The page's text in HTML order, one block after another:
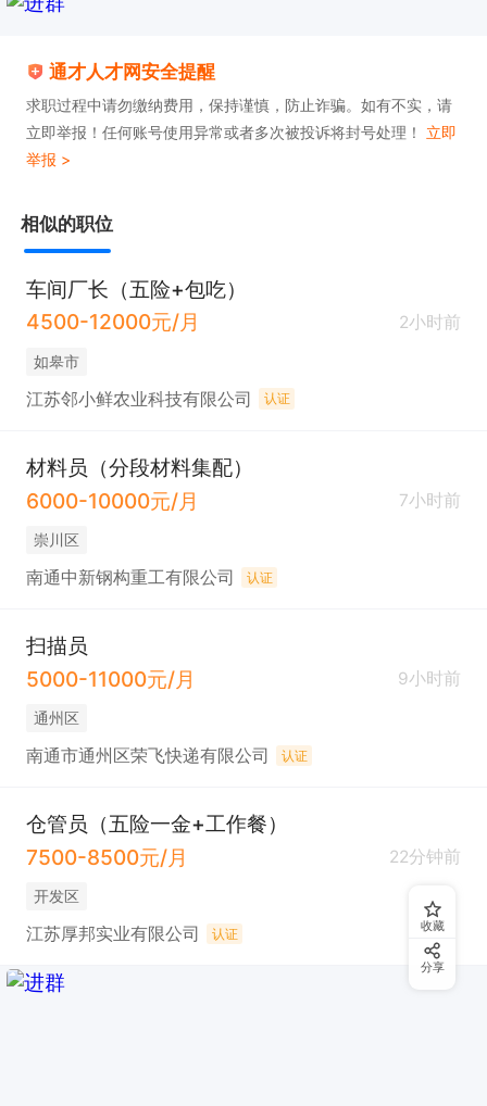
通才人才网安全提醒
求职过程中请勿缴纳费用，保持谨慎，防止诈骗。如有不实，请
立即举报！任何账号使用异常或者多次被投诉将封号处理！ 立即
举报 >
相似的职位
车间厂长（五险+包吃）
4500-12000元/月
2小时前
如皋市
江苏邻小鲜农业科技有限公司 认证
材料员（分段材料集配）
6000-10000元/月
7小时前
崇川区
南通中新钢构重工有限公司 认证
扫描员
5000-11000元/月
9小时前
通州区
南通市通州区荣飞快递有限公司 认证
仓管员（五险一金+工作餐）
7500-8500元/月
22分钟前
开发区
江苏厚邦实业有限公司 认证 收藏
分享